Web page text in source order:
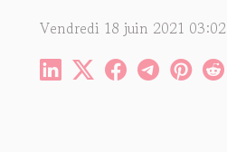
Vendredi 18 juin 2021 03:02